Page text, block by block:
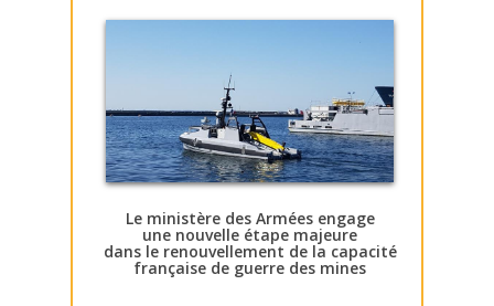
Le ministère des Armées engage
une nouvelle étape majeure
dans le renouvellement de la capacité
française de guerre des mines